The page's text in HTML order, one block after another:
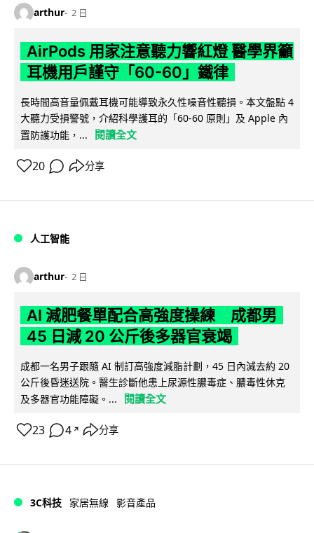
arthur 2 日
AirPods 用家注意聽力響紅燈 醫學界籲
耳機用戶謹守「60-60」鐵律
長時間高音量佩戴耳機可能導致永久性噪音性聽損。本文盤點 4
大聽力受損警號，介紹科學護耳的「60-60 原則」及 Apple 內
置防護功能，...
閱讀全文
20 分享
人工智能
arthur 2 日
AI 減肥餐單配合高強度操練 成都男
45 日減 20 公斤後多器官衰竭
成都一名男子跟隨 AI 制訂高強度減脂計劃，45 日內減去約 20
公斤後昏迷送院。醫生診斷他患上尿源性膿毒症、膿毒性休克
及多器官功能障礙。...
閱讀全文
23 4 ↗ 分享
3C科技 家居無線 影音產品